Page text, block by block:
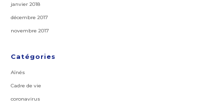
janvier 2018
décembre 2017
novembre 2017
Catégories
Aînés
Cadre de vie
coronavirus